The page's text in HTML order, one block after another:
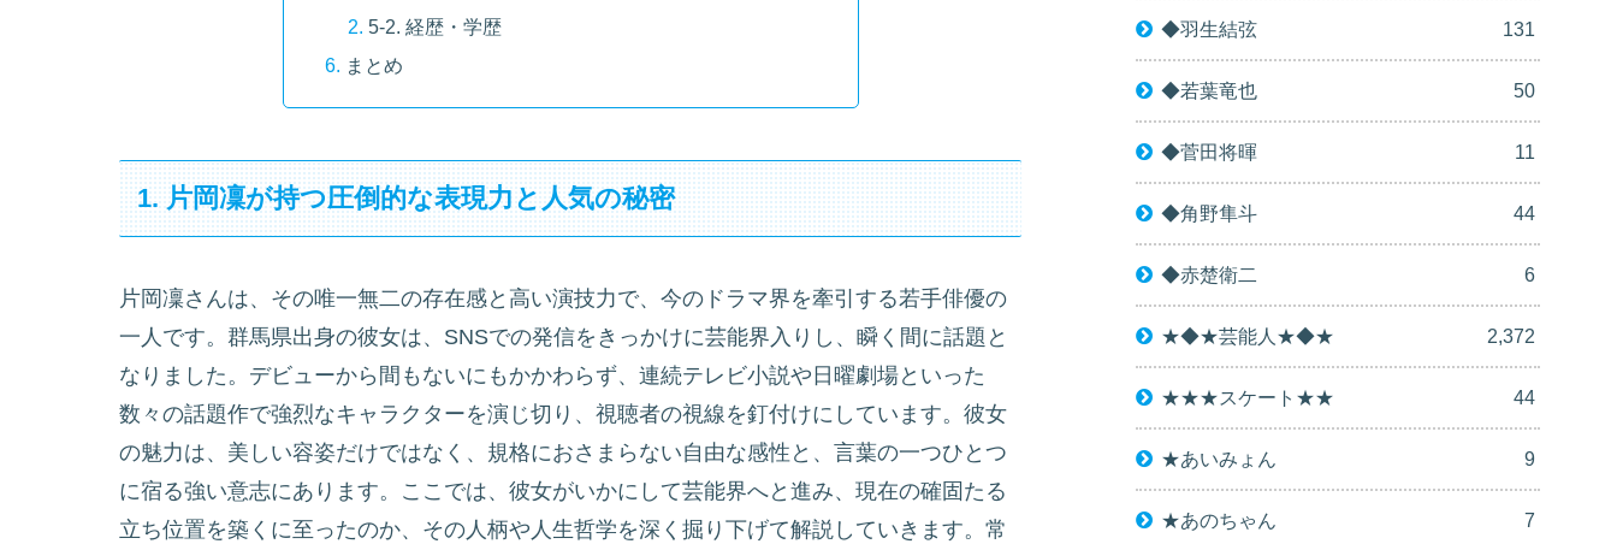
5-2. 経歴・学歴
まとめ
1. 片岡凜が持つ圧倒的な表現力と人気の秘密
片岡凜さんは、その唯一無二の存在感と高い演技力で、今のドラマ界を牽引する若手俳優の
一人です。群馬県出身の彼女は、SNSでの発信をきっかけに芸能界入りし、瞬く間に話題と
なりました。デビューから間もないにもかかわらず、連続テレビ小説や日曜劇場といった
数々の話題作で強烈なキャラクターを演じ切り、視聴者の視線を釘付けにしています。彼女
の魅力は、美しい容姿だけではなく、規格におさまらない自由な感性と、言葉の一つひとつ
に宿る強い意志にあります。ここでは、彼女がいかにして芸能界へと進み、現在の確固たる
立ち位置を築くに至ったのか、その人柄や人生哲学を深く掘り下げて解説していきます。常
◆羽生結弦 131
◆若葉竜也 50
◆菅田将暉 11
◆角野隼斗 44
◆赤楚衛二 6
★◆★芸能人★◆★ 2,372
★★★スケート★★ 44
★あいみょん 9
★あのちゃん 7